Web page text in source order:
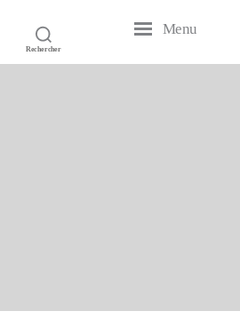
Rechercher
Menu